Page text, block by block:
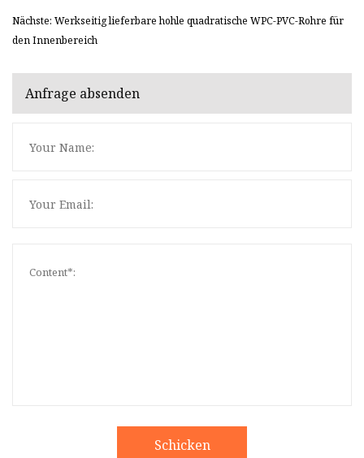
Nächste: Werkseitig lieferbare hohle quadratische WPC-PVC-Rohre für
den Innenbereich
Anfrage absenden
Schicken